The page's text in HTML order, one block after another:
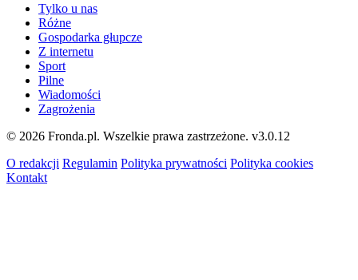
Tylko u nas
Różne
Gospodarka głupcze
Z internetu
Sport
Pilne
Wiadomości
Zagrożenia
© 2026 Fronda.pl. Wszelkie prawa zastrzeżone. v3.0.12
O redakcji Regulamin Polityka prywatności Polityka cookies
Kontakt